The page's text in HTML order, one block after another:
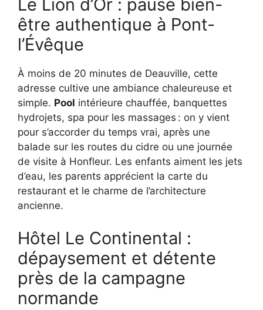
Le Lion d’Or : pause bien-
être authentique à Pont-
l’Évêque
À moins de 20 minutes de Deauville, cette
adresse cultive une ambiance chaleureuse et
simple. Pool intérieure chauffée, banquettes
hydrojets, spa pour les massages : on y vient
pour s’accorder du temps vrai, après une
balade sur les routes du cidre ou une journée
de visite à Honfleur. Les enfants aiment les jets
d’eau, les parents apprécient la carte du
restaurant et le charme de l’architecture
ancienne.
Hôtel Le Continental :
dépaysement et détente
près de la campagne
normande